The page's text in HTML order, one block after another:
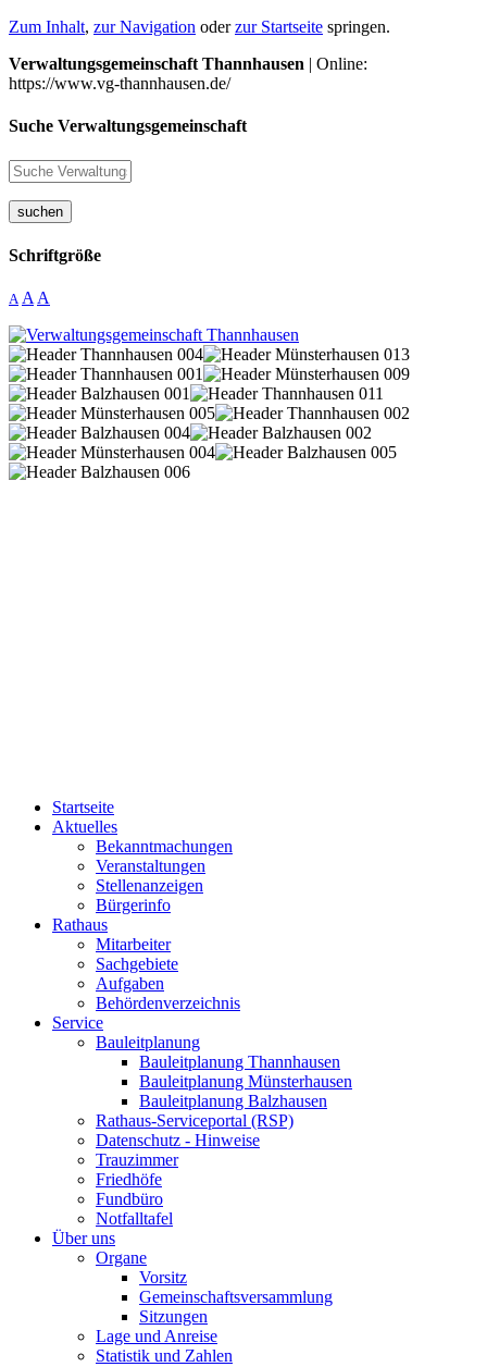
Zum Inhalt, zur Navigation oderzur Startseite springen.
Verwaltungsgemeinschaft Thannhausen | Online:
https://www.vg-thannhausen.de/
Suche Verwaltungsgemeinschaft
suchen
Schriftgröße
A A A
Startseite
Aktuelles
Bekanntmachungen
Veranstaltungen
Stellenanzeigen
Bürgerinfo
Rathaus
Mitarbeiter
Sachgebiete
Aufgaben
Behördenverzeichnis
Service
Bauleitplanung
Bauleitplanung Thannhausen
Bauleitplanung Münsterhausen
Bauleitplanung Balzhausen
Rathaus-Serviceportal (RSP)
Datenschutz - Hinweise
Trauzimmer
Friedhöfe
Fundbüro
Notfalltafel
Über uns
Organe
Vorsitz
Gemeinschaftsversammlung
Sitzungen
Lage und Anreise
Statistik und Zahlen